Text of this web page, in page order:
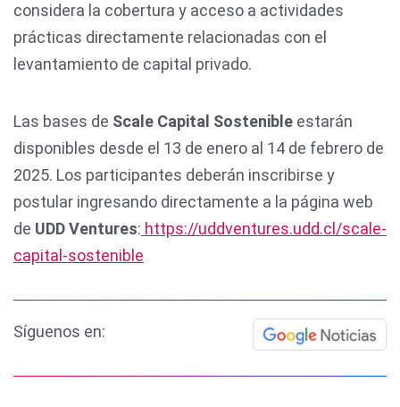
considera la cobertura y acceso a actividades
prácticas directamente relacionadas con el
levantamiento de capital privado.
Las bases de Scale Capital Sostenible estarán
disponibles desde el 13 de enero al 14 de febrero de
2025. Los participantes deberán inscribirse y
postular ingresando directamente a la página web
de UDD Ventures: https://uddventures.udd.cl/scale-
capital-sostenible
Síguenos en: